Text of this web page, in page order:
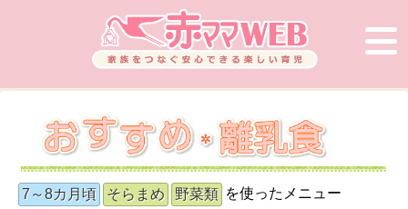
7～8カ月頃 そらまめ 野菜類 を使ったメニュー